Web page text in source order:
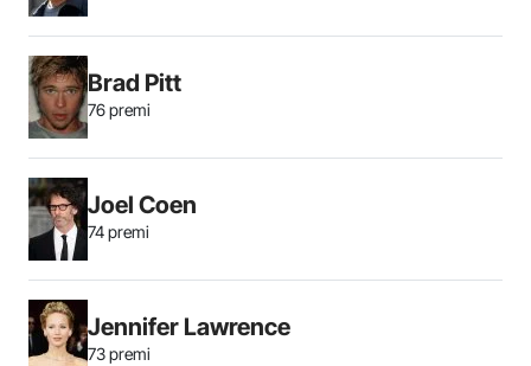
Brad Pitt
76 premi
Joel Coen
74 premi
Jennifer Lawrence
73 premi